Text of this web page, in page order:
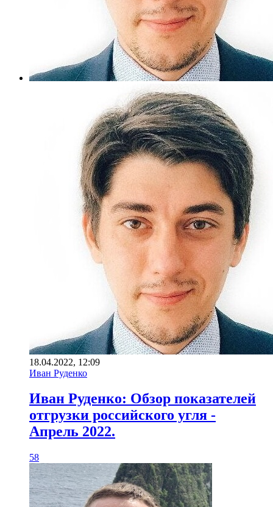
18.04.2022, 12:09
Иван Руденко
Иван Руденко: Обзор показателей
отгрузки российского угля -
Апрель 2022.
58